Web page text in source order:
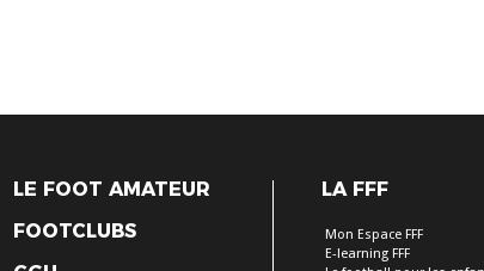
LE FOOT AMATEUR
FOOTCLUBS
LA FFF
Mon Espace FFF
E-learning FFF